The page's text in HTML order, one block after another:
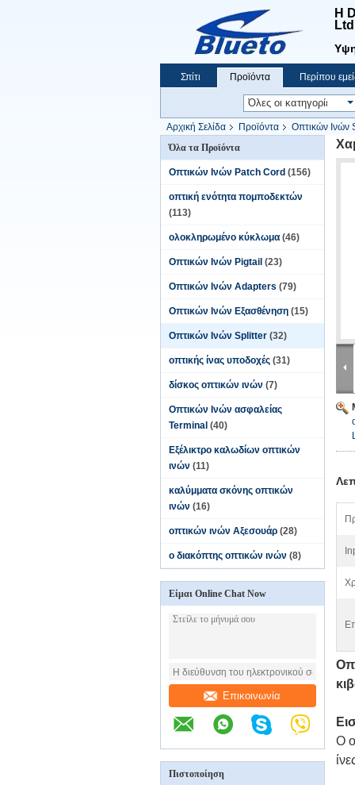
Η
Σπίτι Προϊόντα Περίπου
Αρχική Σελίδα
Προϊόντα
Οπτικών Ινών
Όλα τα Προϊόντα
Οπτικών Ινών Patch Cord (156)
οπτική ενότητα πομποδεκτών
(113)
ολοκληρωμένο κύκλωμα (46)
Οπτικών Ινών Pigtail (23)
Οπτικών Ινών Adapters (79)
Οπτικών Ινών Εξασθένηση (15)
Οπτικών Ινών Splitter (32)
οπτικής ίνας υποδοχές (31)
δίσκος οπτικών ινών (7)
Οπτικών Ινών ασφαλείας
Terminal (40)
Εξέλικτρο καλωδίων οπτικών
ινών (11)
καλύμματα σκόνης οπτικών
ινών (16)
οπτικών ινών Αξεσουάρ (28)
ο διακόπτης οπτικών ινών (8)
Είμαι Online Chat Now
Επικοινωνία
Πιστοποίηση
Ο